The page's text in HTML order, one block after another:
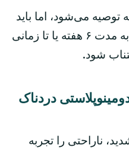
سبک پس از ۱ هفته توصیه می‌شود، اما باید
از فعالیت‌های شدید حداقل به مدت ۶ هفته یا تا زمانی
شود.
دردناک
ناراحتی را تجربه